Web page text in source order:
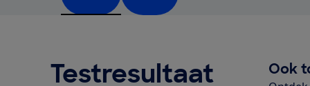
Testresultaat Ook